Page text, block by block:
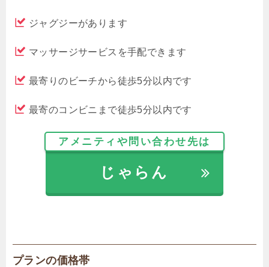
ジャグジーがあります
マッサージサービスを手配できます
最寄りのビーチから徒歩5分以内です
最寄のコンビニまで徒歩5分以内です
アメニティや問い合わせ先は
じゃらん
プランの価格帯